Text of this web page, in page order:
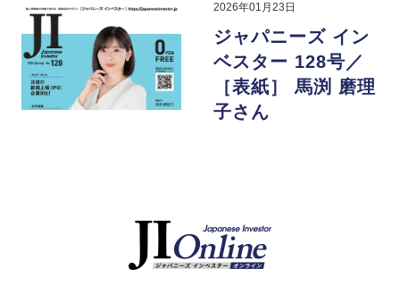
2026年01月23日
ジャパニーズ イン
ベスター 128号／
［表紙］ 馬渕 磨理
子さん